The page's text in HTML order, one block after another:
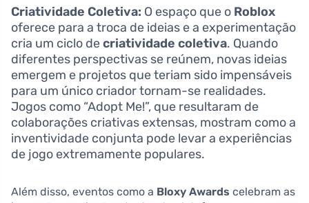
Criatividade Coletiva: O espaço que o Roblox
oferece para a troca de ideias e a experimentação
cria um ciclo decriatividade coletiva. Quando
diferentes perspectivas se reúnem, novas ideias
emergem e projetos que teriam sido impensáveis
para um único criador tornam-se realidades.
Jogos como “Adopt Me!”, que resultaram de
colaborações criativas extensas, mostram como a
inventividade conjunta pode levar a experiências
de jogo extremamente populares.
Além disso, eventos como a Bloxy Awards celebram as